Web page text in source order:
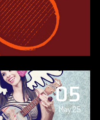
05
May 25